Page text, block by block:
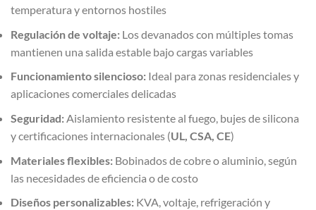
temperatura y entornos hostiles
Regulación de voltaje: Los devanados con múltiples tomas
mantienen una salida estable bajo cargas variables
Funcionamiento silencioso: Ideal para zonas residenciales y
aplicaciones comerciales delicadas
Seguridad:Aislamiento resistente al fuego, bujes de silicona
y certificaciones internacionales (UL, CSA, CE)
Materiales flexibles: Bobinados de cobre o aluminio, según
las necesidades de eficiencia o de costo
Diseños personalizables: KVA, voltaje, refrigeración y